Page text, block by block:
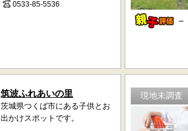
0533-85-5536
－
筑波ふれあいの里
茨城県つくば市にある子供とお
出かけスポットです。
現地未調査